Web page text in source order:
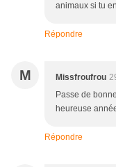
animaux si tu
Répondre
M Missfroufrou
Passe de
heureuse
Répondre